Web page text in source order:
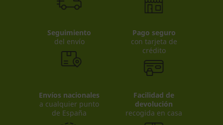
Seguimiento
del envío
Pago seguro
con tarjeta de
crédito
Envíos nacionales
a cualquier punto
de España
Facilidad de
devolución
recogida en casa